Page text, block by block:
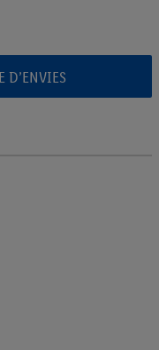
D’ENVIES